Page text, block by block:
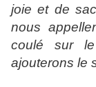
joie et de
nous
coulé sur
ajouterons le